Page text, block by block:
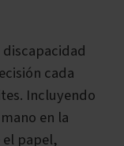
cada
Incluyendo
en la
el papel,